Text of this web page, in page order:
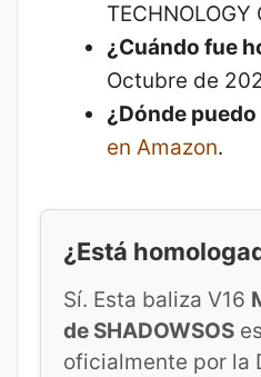
TECHNOLOGY
¿Cuándo fue
Octubre de
¿Dónde
en Amazon.
¿Está
Sí. Esta baliza V16
de SHADOWSOS
oficialmente por la